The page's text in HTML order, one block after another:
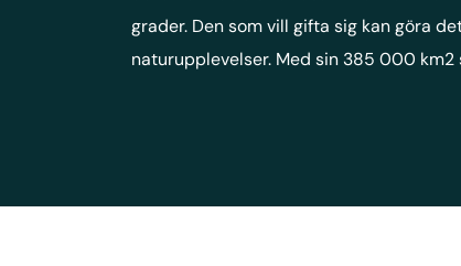
grader. Den som vill gifta sig kan göra
naturupplevelser. Med sin 385 000